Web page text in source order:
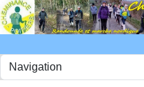
Panneau de gestion des